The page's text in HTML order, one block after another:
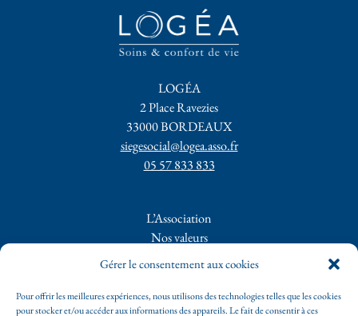
Gérer le consentement aux cookies
Pour offrir les meilleures expériences, nous utilisons des technologies telles que les cookies
pour stocker et/ou accéder aux informations des appareils. Le fait de consentir à ces
LOGÉA
2 Place Ravezies
33000 BORDEAUX
siegesocial@logea.asso.fr
05 57 833 833
L’Association
Nos valeurs
Nos partenaires